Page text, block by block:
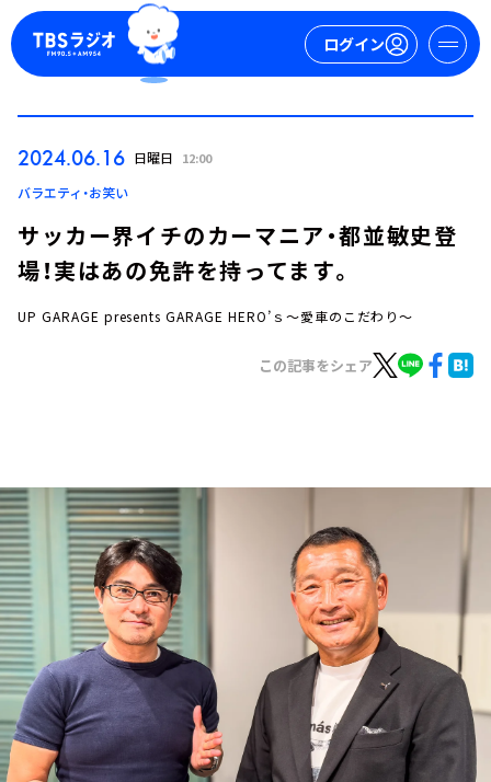
ログイン
ログイン
お知らせ
イベント・グッズ
YouTube
会社情報
2024.06.16 日曜日 12:00
バラエティ・お笑い
サッカー界イチのカーマニア・都並敏史登
場！実はあの免許を持ってます。
UP GARAGE presents GARAGE HERO’ｓ～愛車のこだわり～
この記事をシェア